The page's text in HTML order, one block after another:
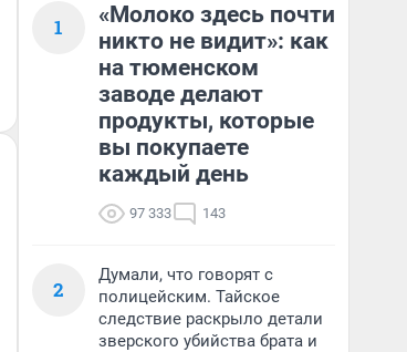
1
«Молоко здесь почти
никто не видит»: как
на тюменском
заводе делают
продукты, которые
вы покупаете
каждый день
97 333 143
2
Думали, что говорят с
полицейским. Тайское
следствие раскрыло детали
зверского убийства брата и